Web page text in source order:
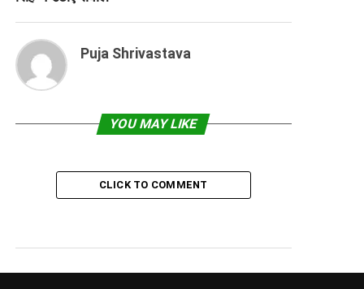
Puja Shrivastava
YOU MAY LIKE
CLICK TO COMMENT